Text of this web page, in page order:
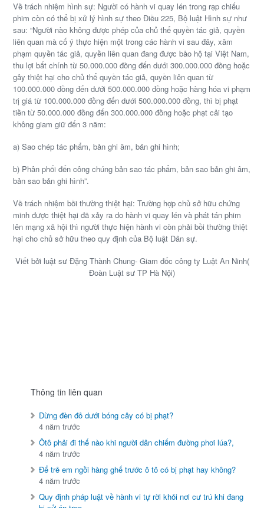
Về trách nhiệm hình sự: Người có hành vi quay lén trong rạp chiếu
phim còn có thể bị xử lý hình sự theo Điều 225, Bộ luật Hình sự như
sau: “Người nào không được phép của chủ thể quyền tác giả, quyền
liên quan mà cố ý thực hiện một trong các hành vi sau đây, xâm
phạm quyền tác giả, quyền liên quan đang được bảo hộ tại Việt Nam,
thu lợi bất chính từ 50.000.000 đồng đến dưới 300.000.000 đồng hoặc
gây thiệt hại cho chủ thể quyền tác giả, quyền liên quan từ
100.000.000 đồng đến dưới 500.000.000 đồng hoặc hàng hóa vi phạm
trị giá từ 100.000.000 đồng đến dưới 500.000.000 đồng, thì bị phạt
tiền từ 50.000.000 đồng đến 300.000.000 đồng hoặc phạt cải tạo
không giam giữ đến 3 năm:
a) Sao chép tác phẩm, bản ghi âm, bản ghi hình;
b) Phân phối đến công chúng bản sao tác phẩm, bản sao bản ghi âm,
bản sao bản ghi hình”.
Về trách nhiệm bồi thường thiệt hại: Trường hợp chủ sở hữu chứng
minh được thiệt hại đã xảy ra do hành vi quay lén và phát tán phim
lên mạng xã hội thì người thực hiện hành vi còn phải bồi thường thiệt
hại cho chủ sở hữu theo quy định của Bộ luật Dân sự.
Viết bởi luật sư Đặng Thành Chung- Giam đốc công ty Luật An Ninh(
Đoàn Luật sư TP Hà Nội)
Thông tin liên quan
Dừng đèn đỏ dưới bóng cây có bị phạt?
4 năm trước
Ôtô phải đi thế nào khi người dân chiếm đường phơi lúa?,
4 năm trước
Để trẻ em ngồi hàng ghế trước ô tô có bị phạt hay không?
4 năm trước
Quy định pháp luật về hành vi tự rời khỏi nơi cư trú khi đang